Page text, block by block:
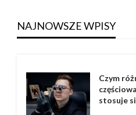
NAJNOWSZE WPISY
Czym
stosuje